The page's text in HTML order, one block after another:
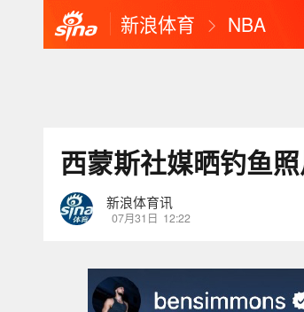
新浪体育 NBA
西蒙斯社媒晒钓鱼
新浪体育讯
07月31日 12:22